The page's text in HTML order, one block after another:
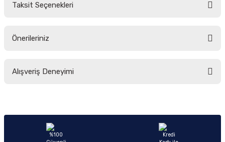
Taksit Seçenekleri
Önerileriniz
yetersiz gördüğünüz noktaları öneri formunu kullanarak tarafımıza
Ürün açıklamasında eksik bilgiler bulunuyor.
Alışveriş Deneyimi
Sitemize ilk yorumu siz yapın!